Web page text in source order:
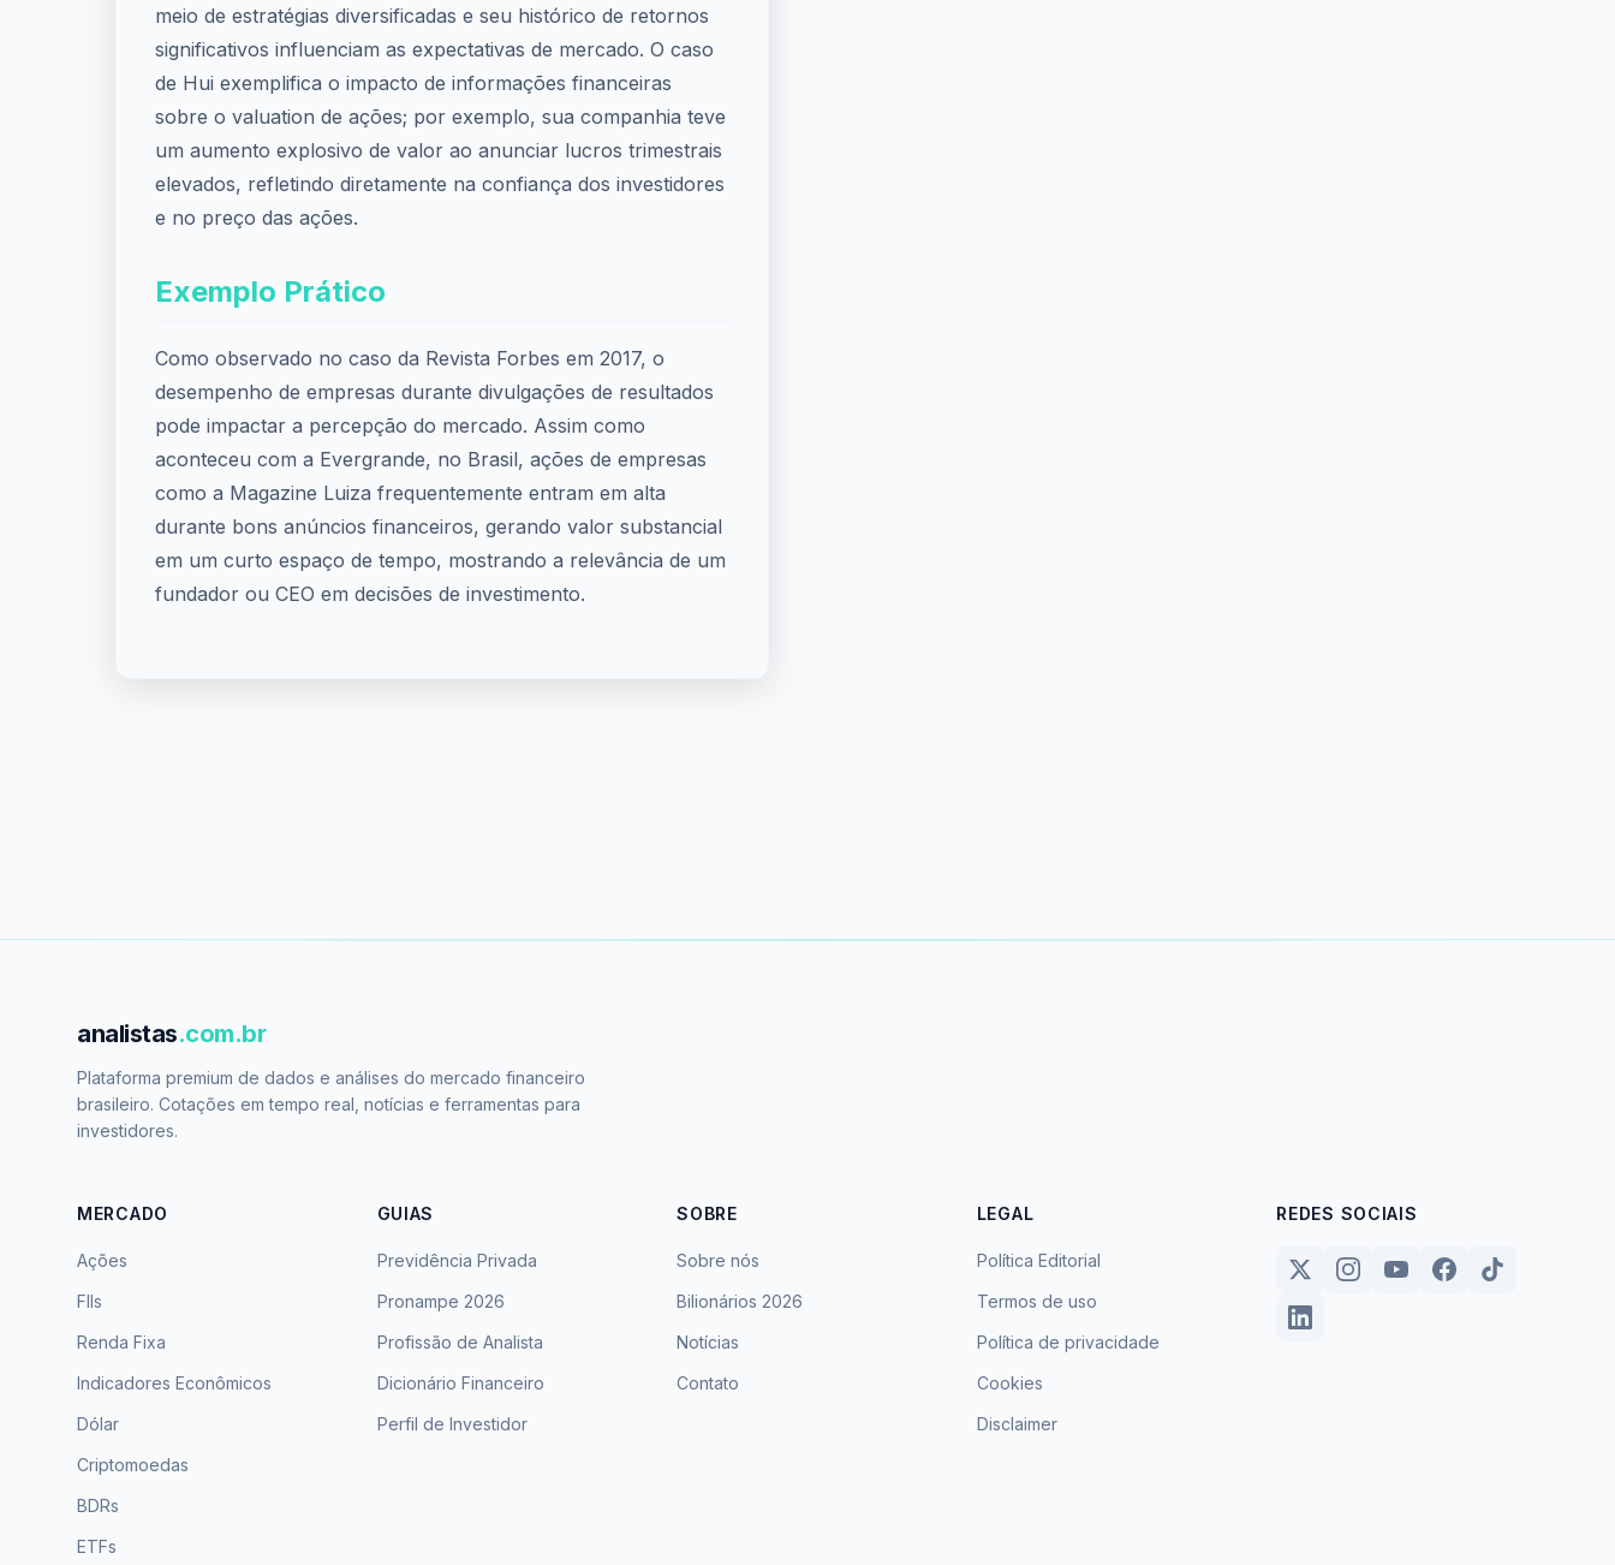
meio de estratégias diversificadas e seu histórico de retornos
significativos influenciam as expectativas de mercado. O caso
de Hui exemplifica o impacto de informações financeiras
sobre o valuation de ações; por exemplo, sua companhia teve
um aumento explosivo de valor ao anunciar lucros trimestrais
elevados, refletindo diretamente na confiança dos investidores
e no preço das ações.
Exemplo Prático
Como observado no caso da Revista Forbes em 2017, o
desempenho de empresas durante divulgações de resultados
pode impactar a percepção do mercado. Assim como
aconteceu com a Evergrande, no Brasil, ações de empresas
como a Magazine Luiza frequentemente entram em alta
durante bons anúncios financeiros, gerando valor substancial
em um curto espaço de tempo, mostrando a relevância de um
fundador ou CEO em decisões de investimento.
analistas.com.br
Plataforma premium de dados e análises do mercado financeiro
brasileiro. Cotações em tempo real, notícias e ferramentas para
investidores.
MERCADO
Ações
FIIs
Renda Fixa
Indicadores Econômicos
Dólar
Criptomoedas
BDRs
ETFs
GUIAS
Previdência Privada
Pronampe 2026
Profissão de Analista
Dicionário Financeiro
Perfil de Investidor
SOBRE
Sobre nós
Bilionários 2026
Notícias
Contato
LEGAL
Política Editorial
Termos de uso
Política de privacidade
Cookies
Disclaimer
REDES SOCIAIS